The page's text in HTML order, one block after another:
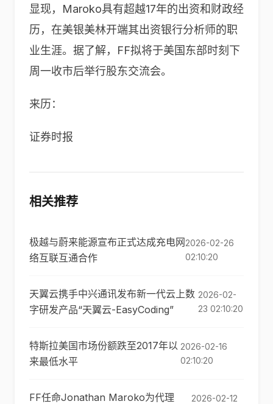
显现，Maroko具有超越17年的出资和财政经
历，在美银美林开端其出资银行分析师的职
业生涯。据了解，FF拟将于美国东部时刻下
周一收市后举行股东交流会。
来历：
证券时报
相关推荐
极越与蔚来能源宣布正式达成充电网
络互联互通合作
2026-02-26
02:10:20
天翼云携手中兴通讯发布新一代云上数
字研发产品“天翼云-EasyCoding”
2026-02-
23 02:10:20
特斯拉美国市场份额跌至2017年以
来最低水平
2026-02-16
02:10:20
FF任命Jonathan Maroko为代理
2026-02-12